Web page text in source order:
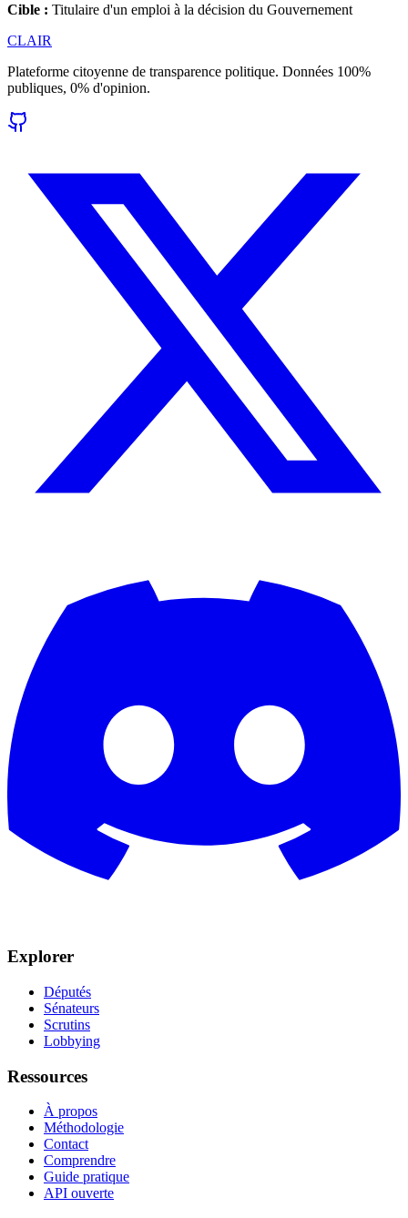
Cible : Titulaire d'un emploi à la décision du Gouvernement
CLAIR
Plateforme citoyenne de transparence politique. Données 100%
publiques, 0% d'opinion.
Explorer
Députés
Sénateurs
Scrutins
Lobbying
Ressources
À propos
Méthodologie
Contact
Comprendre
Guide pratique
API ouverte